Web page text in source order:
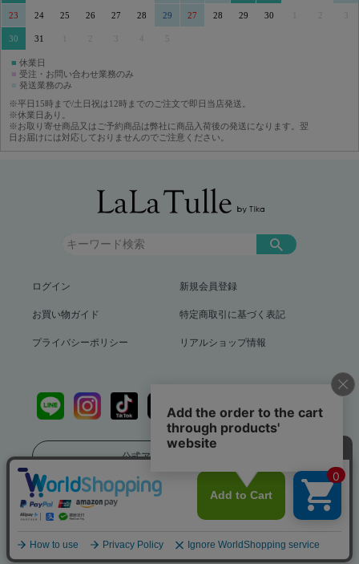
23 24 25 26 27 28 29
30 31 3 5
27 28 29 30 3
■ 休業日
■ 受注・お問い合わせ業務のみ
■ 発送業務のみ
※平日15時まで/土日祝は12時までのご注文で即日当店発送。
※休業日あり。
※お取り寄せ商品又はご予約商品は弊社に商品入荷後の発送になります。翌
日お届けには対応しておりませんのでご注意ください。
ログイン 新規会員登録
お買い物ガイド 特定商取引に基づく表記
プライバシーポリシー リアルショップ情報
公式アプリをダウンロード
送料799円（沖縄、離島を除く）12,000円以上で送料無料